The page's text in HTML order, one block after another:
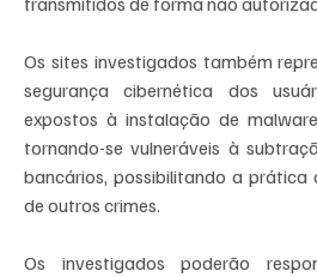
Os sites investigados também
segurança cibernética dos
expostos à instalação de
tornando-se vulneráveis à
bancários, possibilitando a prática
de outros crimes.
Os investigados poderão